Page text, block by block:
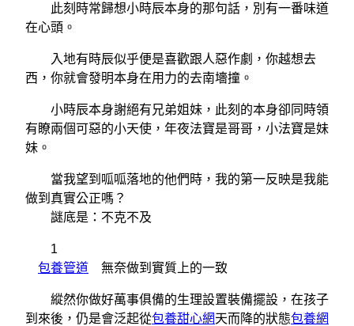
此刻時常歸想小時辰本身的那句話，別有一番味道
在心頭。
入地有時辰似乎便是喜歡跟人惡作劇，你越想去
西，你就會發明本身在用力的去南墻撞。
小時辰本身謝絕有兄弟姐妹，此刻的本身卻同時領
有瞭兩個可惡的小天使，年夜法寶是哥哥，小法寶是妹
妹。
當我望到呱呱落地的他們時，我的第一反映是我能
做到真實公正嗎？
謎底是：不克不及
1
包養管道 無奈做到實質上的一致
縱然你做好萬事俱備的生理設置裝備擺設，在孩子
到來後，仍是會泛起從包養甜心網天而降的狀態包養網